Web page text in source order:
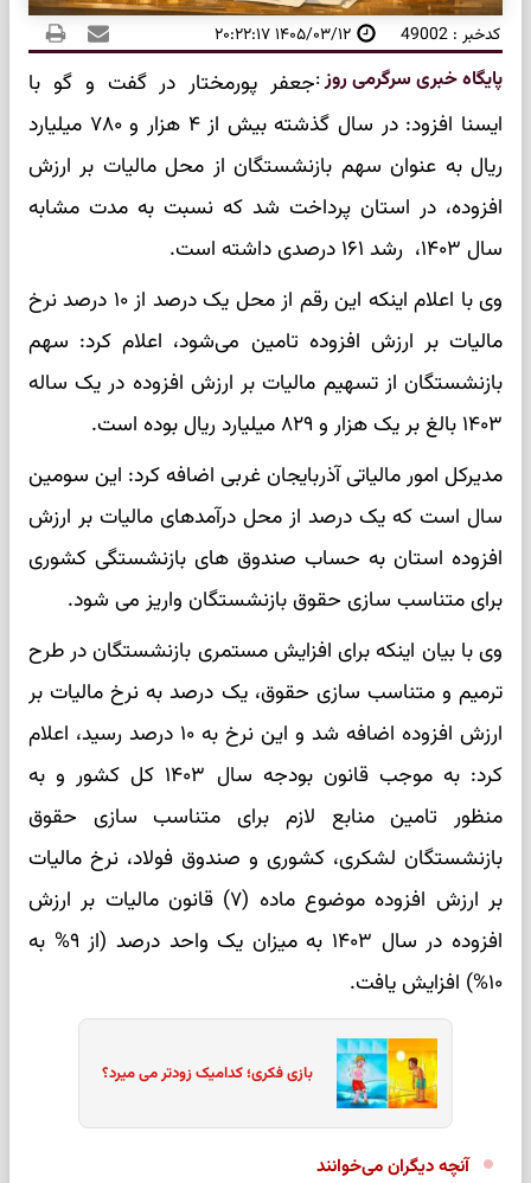
کدخبر : 49002 ۱۴۰۵/۰۳/۱۲ ۲۰:۲۲:۱۷
پایگاه خبری سرگرمی روز:جعفر پورمختار در گفت و گو با
ایسنا افزود: در سال گذشته بیش از ۴ هزار و ۷۸۰ میلیارد
ریال به عنوان سهم بازنشستگان از محل مالیات بر ارزش
افزوده، در استان پرداخت شد که نسبت به مدت مشابه
سال ۱۴۰۳، رشد ۱۶۱ درصدی داشته است.
وی با اعلام اینکه این رقم از محل یک درصد از ۱۰ درصد نرخ
مالیات بر ارزش افزوده تامین می‌شود، اعلام کرد: سهم
بازنشستگان از تسهیم مالیات بر ارزش افزوده در یک ساله
۱۴۰۳ بالغ بر یک هزار و ۸۲۹ میلیارد ریال بوده است.
مدیرکل امور مالیاتی آذربایجان غربی اضافه کرد: این سومین
سال است که یک درصد از محل درآمدهای مالیات بر ارزش
افزوده استان به حساب صندوق های بازنشستگی کشوری
برای متناسب سازی حقوق بازنشستگان واریز می شود.
وی با بیان اینکه برای افزایش مستمری بازنشستگان در طرح
ترمیم و متناسب سازی حقوق، یک درصد به نرخ مالیات بر
ارزش افزوده اضافه شد و این نرخ به ۱۰ درصد رسید، اعلام
کرد: به ‌موجب قانون بودجه سال ۱۴۰۳ کل کشور و به
منظور تامین منابع لازم برای متناسب سازی حقوق
بازنشستگان لشکری، کشوری و صندوق فولاد، نرخ مالیات
بر ارزش افزوده موضوع ماده (۷) قانون مالیات بر ارزش
افزوده در سال ۱۴۰۳ به میزان یک واحد درصد (از ۹% به
۱۰%) افزایش یافت.
بازی فکری؛ کدامیک زودتر می میرد؟
آنچه دیگران می‌خوانند